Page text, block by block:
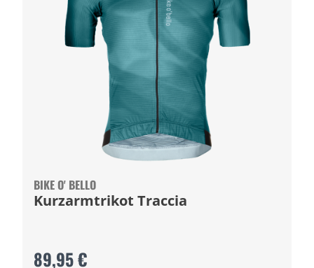
BIKE O' BELLO
Kurzarmtrikot Traccia
89,95 €